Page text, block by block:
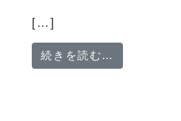
[…]
続きを読む…